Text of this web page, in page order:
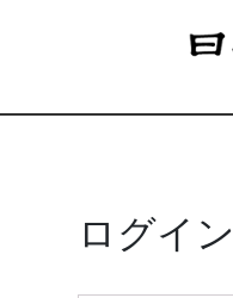
ログイン